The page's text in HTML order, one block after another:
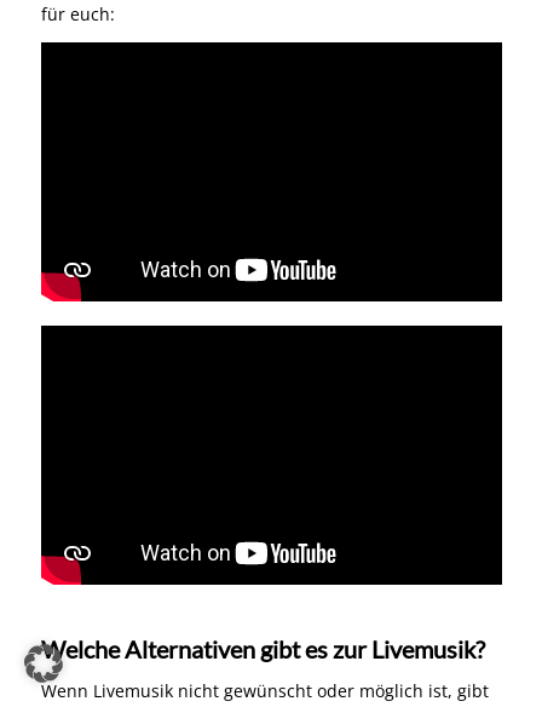
für euch:
Welche Alternativen gibt es zur Livemusik?
Wenn Livemusik nicht gewünscht oder möglich ist, gibt